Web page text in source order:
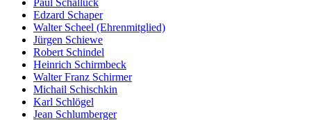
Edzard Schaper
Walter Scheel (Ehrenmitglied)
Jürgen Schiewe
Robert Schindel
Heinrich Schirmbeck
Walter Franz Schirmer
Michail Schischkin
Karl Schlögel
Jean Schlumberger